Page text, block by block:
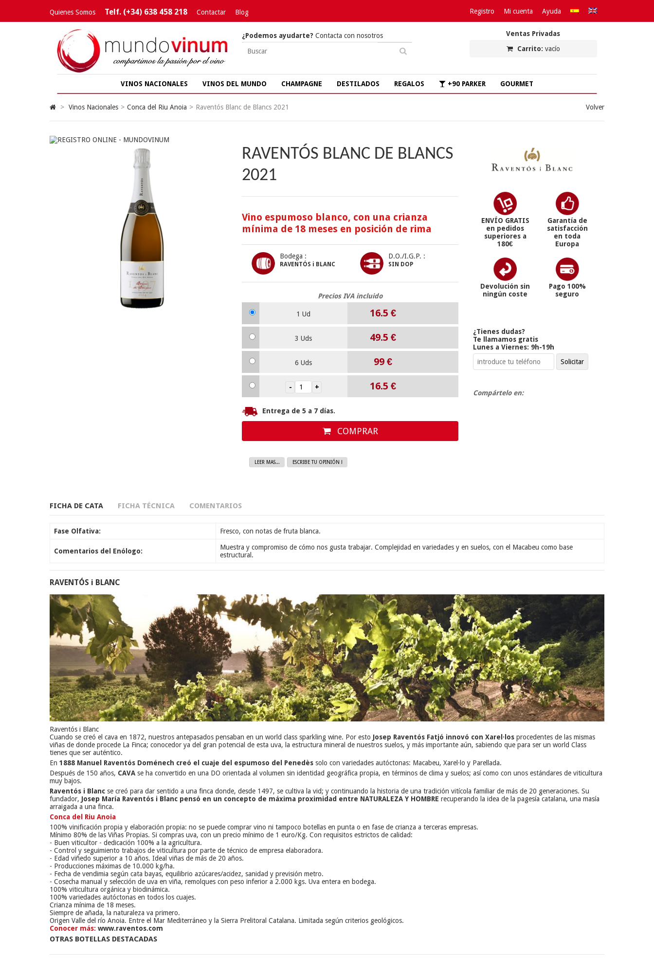
Quienes Somos Telf. (+34) 638 458 218 Contactar Blog Registro Mi cuenta Ayuda
Ventas Privadas
Carrito: vacío
¿Podemos ayudarte? Contacta con nosotros
VINOS NACIONALES VINOS DEL MUNDO CHAMPAGNE DESTILADOS REGALOS +90 PARKER GOURMET
> Vinos Nacionales > Conca del Riu Anoia > Raventós Blanc de Blancs 2021 Volver
RAVENTÓS BLANC DE BLANCS
2021
Vino espumoso blanco, con una crianza
mínima de 18 meses en posición de rima
Bodega :
RAVENTÓS i BLANC
D.O./I.G.P. :
SIN DOP
Precios IVA incluido
1 Ud 16.5 €
3 Uds 49.5 €
6 Uds 99 €
16.5 €
Entrega de 5 a 7 días.
COMPRAR
LEER MAS... ESCRIBE TU OPINIÓN !
ENVÍO GRATIS
en pedidos
superiores a
180€
Garantía de
satisfacción
en toda
Europa
Devolución sin
ningún coste
Pago 100%
seguro
¿Tienes dudas?
Te llamamos gratis
Lunes a Viernes: 9h-19h
Compártelo en:
FICHA DE CATA FICHA TÉCNICA COMENTARIOS
Fase Olfativa: Fresco, con notas de fruta blanca.
Comentarios del Enólogo:
Muestra y compromiso de cómo nos gusta trabajar. Complejidad en variedades y en suelos, con el Macabeu como base
estructural.
RAVENTÓS i BLANC
Raventós i Blanc
Cuando se creó el cava en 1872, nuestros antepasados pensaban en un world class sparkling wine. Por esto Josep Raventós Fatjó innovó con Xarel·los procedentes de las mismas
viñas de donde procede La Finca; conocedor ya del gran potencial de esta uva, la estructura mineral de nuestros suelos, y más importante aún, sabiendo que para ser un world Class
tienes que ser auténtico.
En 1888 Manuel Raventós Doménech creó el cuaje del espumoso del Penedès solo con variedades autóctonas: Macabeu, Xarel·lo y Parellada.
Después de 150 años, CAVA se ha convertido en una DO orientada al volumen sin identidad geográfica propia, en términos de clima y suelos; así como con unos estándares de viticultura
muy bajos.
Raventós i Blanc se creó para dar sentido a una finca donde, desde 1497, se cultiva la vid; y continuando la historia de una tradición vitícola familiar de más de 20 generaciones. Su
fundador, Josep María Raventós i Blanc pensó en un concepto de máxima proximidad entre NATURALEZA Y HOMBRE recuperando la idea de la pagesía catalana, una masía
arraigada a una finca.
Conca del Riu Anoia
100% vinificación propia y elaboración propia: no se puede comprar vino ni tampoco botellas en punta o en fase de crianza a terceras empresas.
Mínimo 80% de las Viñas Propias. Si compras uva, con un precio mínimo de 1 euro/Kg. Con requisitos estrictos de calidad:
- Buen viticultor - dedicación 100% a la agricultura.
- Control y seguimiento trabajos de viticultura por parte de técnico de empresa elaboradora.
- Edad viñedo superior a 10 años. Ideal viñas de más de 20 años.
- Producciones máximas de 10.000 kg/ha.
- Fecha de vendimia según cata bayas, equilibrio azúcares/acidez, sanidad y previsión metro.
- Cosecha manual y selección de uva en viña, remolques con peso inferior a 2.000 kgs. Uva entera en bodega.
100% viticultura orgánica y biodinámica.
100% variedades autóctonas en todos los cuajes.
Crianza mínima de 18 meses.
Siempre de añada, la naturaleza va primero.
Origen Valle del río Anoia. Entre el Mar Mediterráneo y la Sierra Prelitoral Catalana. Limitada según criterios geológicos.
Conocer más: www.raventos.com
OTRAS BOTELLAS DESTACADAS